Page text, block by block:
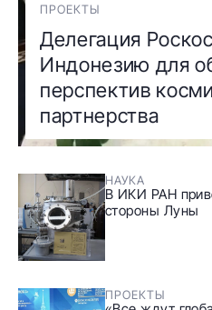
ПРОЕКТЫ
Делегация
Индонезию для
перспектив
партнерства
НАУКА
В ИКИ РАН
стороны Луны
ПРОЕКТЫ